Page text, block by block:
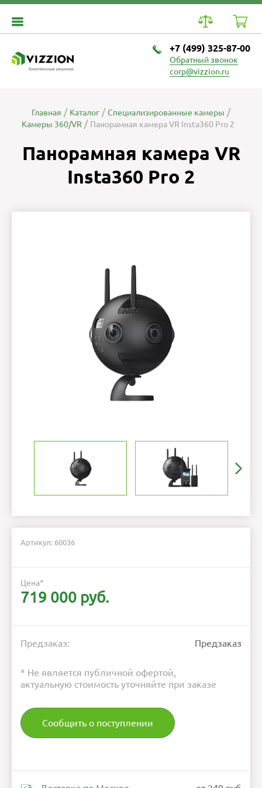
Комплексные решения
+7 (499) 325-87-00
Обратный звонок
corp@vizzion.ru
Главная Каталог
Специализированные камеры
Камеры 360/VR
Панорамная камера VR Insta360 Pro 2
Панорамная камера VR
Insta360 Pro 2
Артикул: 60036
Цена*
719 000 руб.
Предзаказ: Предзаказ
* Не является публичной офертой,
актуальную стоимость уточняйте при заказе
Сообщить о поступлении